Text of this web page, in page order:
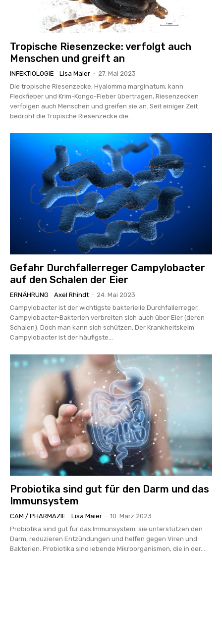
Tropische Riesenzecke: verfolgt auch
Menschen und greift an
INFEKTIOLOGIE Lisa Maier - 27. Mai 2023
Die tropische Riesenzecke, Hyalomma marginatum, kann
Fleckfieber und Krim-Kongo-Fieber übertragen, Riesenzecken
verfolgen auch Menschen und greifen sie an. Seit einiger Zeit
bedroht die Tropische Riesenzecke die...
Gefahr Durchfallerreger Campylobacter
auf den Schalen der Eier
ERNÄHRUNG Axel Rhindt - 24. Mai 2023
Campylobacter ist der wichtigste bakterielle Durchfallerreger.
Campylobacter-Bakterien verbreiten sich auch über Eier (deren
Schalen). Doch man kann sich schützen. Der Krankheitskeim
Campylobacter ist der häufigste...
Probiotika sind gut für den Darm und das
Immunsystem
CAM / PHARMAZIE Lisa Maier - 10. März 2023
Probiotika sind gut für das Immunsystem: sie unterstützen den
Darm, reduzieren Entzündungen und helfen gegen Viren und
Bakterien. Probiotika sind lebende Mikroorganismen, die in der...